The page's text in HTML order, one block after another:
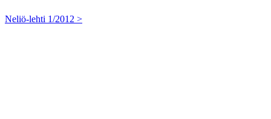
Neliö-lehti 1/2012 >